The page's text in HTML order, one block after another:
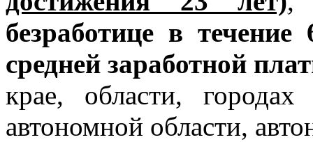
безработице в
средней заработной
крае, области,
автономной области,